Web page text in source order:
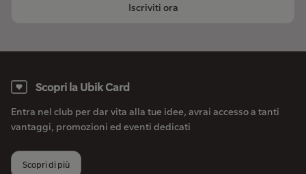
Iscriviti ora
Scopri la Ubik Card
Entra nel club per dar vita alla tue idee, avrai accesso a tanti
vantaggi, promozioni ed eventi dedicati
Scopri di più